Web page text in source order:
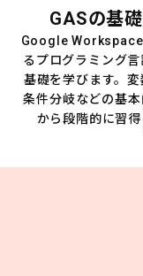
GASの基
Google Workspace
るプログラミング
基礎を学びます。
条件分岐などの基
から段階的に習得